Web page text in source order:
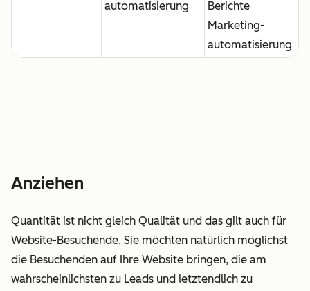
automatisierung
Berichte
Marketing-
automatisierung
Anziehen
Quantität ist nicht gleich Qualität und das gilt auch für
Website-Besuchende. Sie möchten natürlich möglichst
die Besuchenden auf Ihre Website bringen, die am
wahrscheinlichsten zu Leads und letztendlich zu